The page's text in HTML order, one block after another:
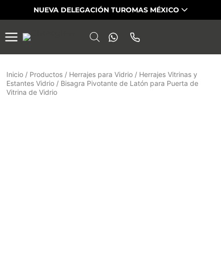
NUEVA DELEGACIÓN TUROMAS MÉXICO
Inicio / Productos / Herrajes para Vidrio / Herrajes Vitrinas y
Estantes Vidrio / Bisagra Pivotante de Latón para Puerta de
Vitrina de Vidrio